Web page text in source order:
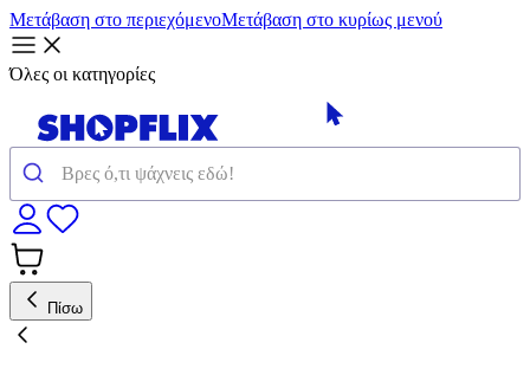
Μετάβαση στο περιεχόμενοΜετάβαση στο κυρίως μενού
Όλες οι κατηγορίες
Πίσω